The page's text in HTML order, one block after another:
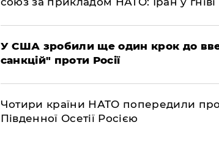
​У США зробили ще один крок до
санкцій" проти Росії
​Чотири країни НАТО попередили про
Південної Осетії Росією